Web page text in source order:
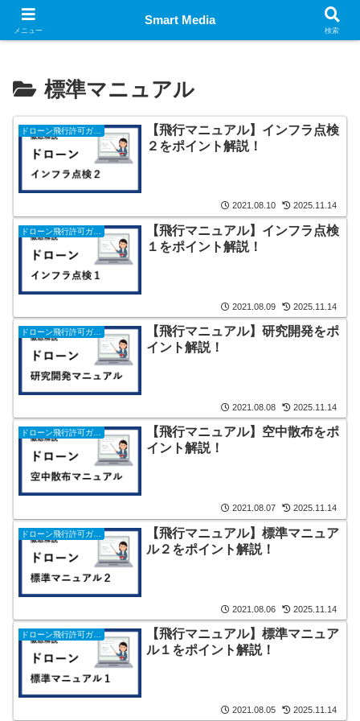
スマート行政書士事務所
標準マニュアル
【飛行マニュアル】インフラ点検
２をポイント解説！
2021.08.10 2025.11.14
【飛行マニュアル】インフラ点検
１をポイント解説！
2021.08.09 2025.11.14
【飛行マニュアル】研究開発をポ
イント解説！
2021.08.08 2025.11.14
ドローン飛行許可ガイド
【飛行マニュアル】空中散布をポ
イント解説！
2021.08.07 2025.11.14
【飛行マニュアル】標準マニュア
ル２をポイント解説！
2021.08.06 2025.11.14
【飛行マニュアル】標準マニュア
ル１をポイント解説！
2021.08.05 2025.11.14
メニュー
Smart Media
検索